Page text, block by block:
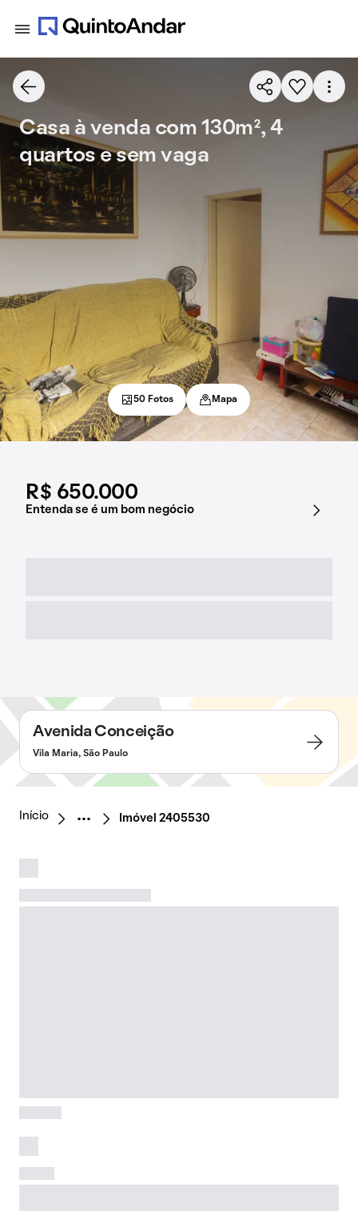
R$ 650.000
Entenda se é um bom negócio
Casa à venda com 130m², 4
quartos e sem vaga
50 Fotos Mapa
Avenida Conceição
Vila Maria, São Paulo
Início Imóvel 2405530